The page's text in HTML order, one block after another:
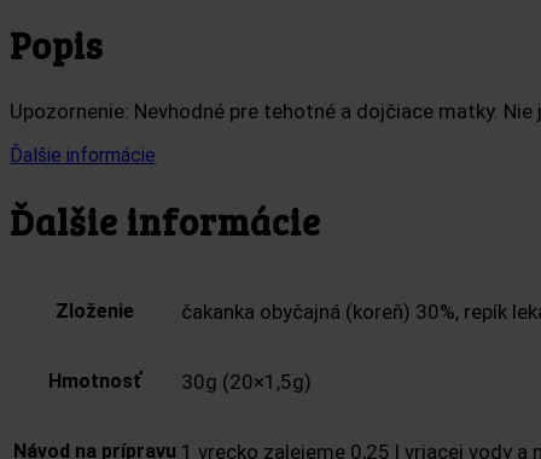
Popis
Upozornenie: Nevhodné pre tehotné a dojčiace matky.
Ďalšie informácie
Ďalšie informácie
Zloženie čakanka obyčajná (koreň) 30%, repík
Hmotnosť 30g (20×1,5g)
Návod na prípravu 1 vrecko zalejeme 0,25 l vriacej vody a